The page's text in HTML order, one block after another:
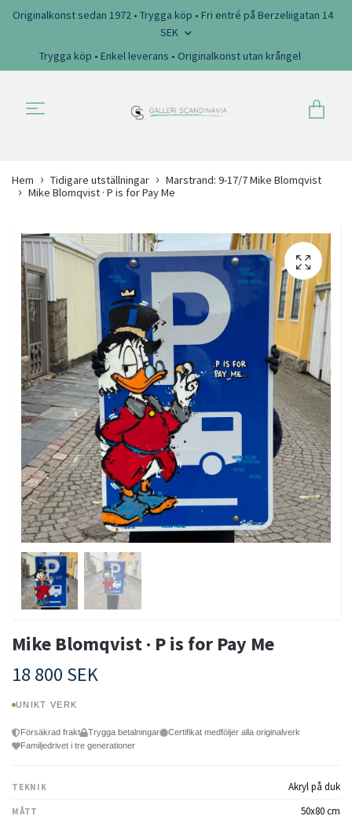
Originalkonst sedan 1972 • Trygga köp • Fri entré på Berzeliigatan 14
SEK
Trygga köp • Enkel leverans • Originalkonst utan krångel
Hem Tidigare utställningar
Marstrand: 9-17/7 Mike Blomqvist
Mike Blomqvist · P is for Pay Me
Mike Blomqvist · P is for Pay Me
18 800 SEK
UNIKT VERK
Försäkrad frakt Trygga betalningar
Certifikat medföljer alla originalverk
Familjedrivet i tre generationer
TEKNIK Akryl på duk
MÅTT 50x80 cm